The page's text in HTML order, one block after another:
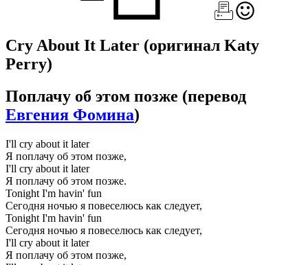
Cry About It Later (оригинал Katy
Perry)
Поплачу об этом позже (перевод
Евгения Фомина)
I'll cry about it later
Я поплачу об этом позже,
I'll cry about it later
Я поплачу об этом позже.
Tonight I'm havin' fun
Сегодня ночью я повеселюсь как следует,
Tonight I'm havin' fun
Сегодня ночью я повеселюсь как следует,
I'll cry about it later
Я поплачу об этом позже,